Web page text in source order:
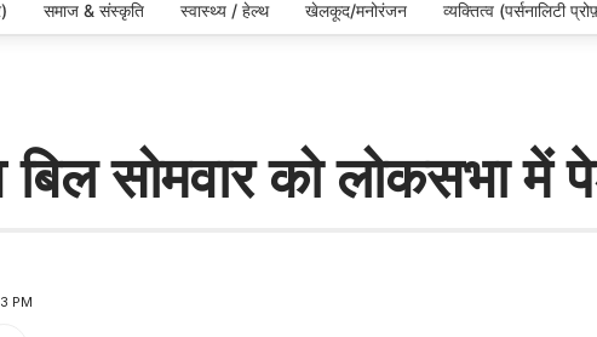
समाज & संस्कृति स्वास्थ्य / हेल्थ खेलकूद/मनोरंजन व्यक्तित्व (पर्सनालिटी
सोमवार को लोकसभा में
PM